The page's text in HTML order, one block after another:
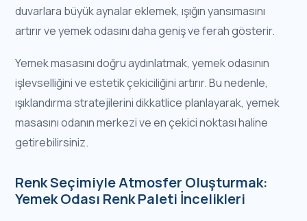
duvarlara büyük aynalar eklemek, ışığın yansımasını
artırır ve yemek odasını daha geniş ve ferah gösterir.
Yemek masasını doğru aydınlatmak, yemek odasının
işlevselliğini ve estetik çekiciliğini artırır. Bu nedenle,
ışıklandırma stratejilerini dikkatlice planlayarak, yemek
masasını odanın merkezi ve en çekici noktası haline
getirebilirsiniz.
Renk Seçimiyle Atmosfer Oluşturmak:
Yemek Odası Renk Paleti İncelikleri